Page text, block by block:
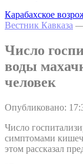
Карабахское
Вестник Кавказа
Число
воды
человек
Опубликовано:
Число
симптомами
этом рассказал